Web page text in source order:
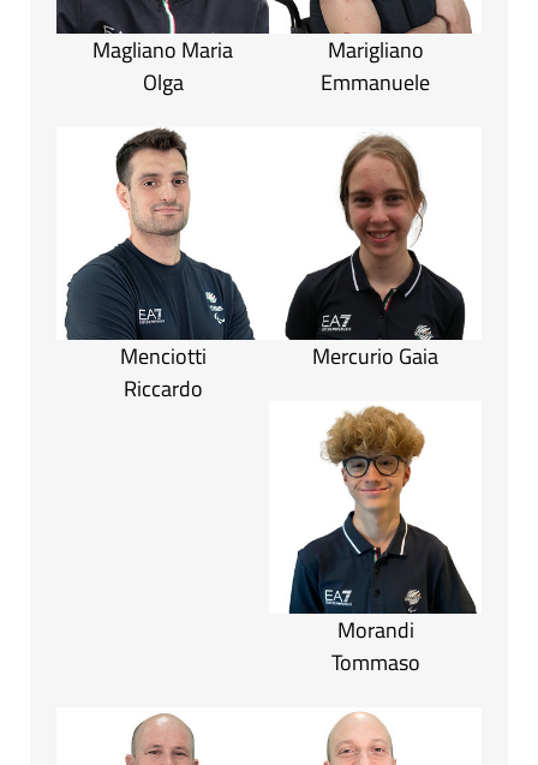
Magliano Maria
Olga
Marigliano
Emmanuele
Menciotti
Riccardo
Mercurio Gaia
Morandi
Tommaso